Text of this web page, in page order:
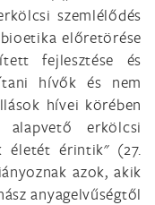
szemlélődés
előretörése
fejlesztése és
hívők és nem
hívei körében
erkölcsi
életét érintik" (27.
azok, akik
anyagelvűségtől